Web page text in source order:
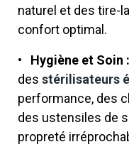
naturel et des tire-
confort optimal.
• Hygiène et Soin :
des stérilisateurs
performance, des
des ustensiles de
propreté